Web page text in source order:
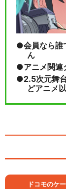
会員なら誰
ん
アニメ関連
2.5次元舞
どアニメ
ドコモのケ